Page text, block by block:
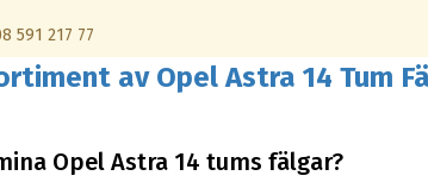
591 217 77
av Opel Astra 14 Tum
Opel Astra 14 tums fälgar?